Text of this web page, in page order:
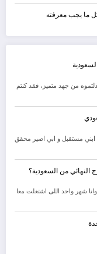
ما يجب معرفته
من جهد متميز، فقد كنتم
ابني مستقبل و ابي اصير محقق
النهائي من السعودية؟
شهر واحد اللى اشتغلت معا